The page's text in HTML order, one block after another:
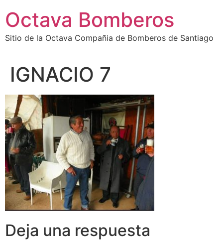
Octava Bomberos
Sitio de la Octava Compañia de Bomberos de Santiago
IGNACIO 7
Deja una respuesta